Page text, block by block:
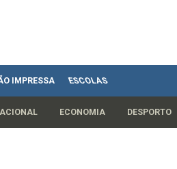
IMPRESSA ESCOLAS
ECONOMIA DESPORTO